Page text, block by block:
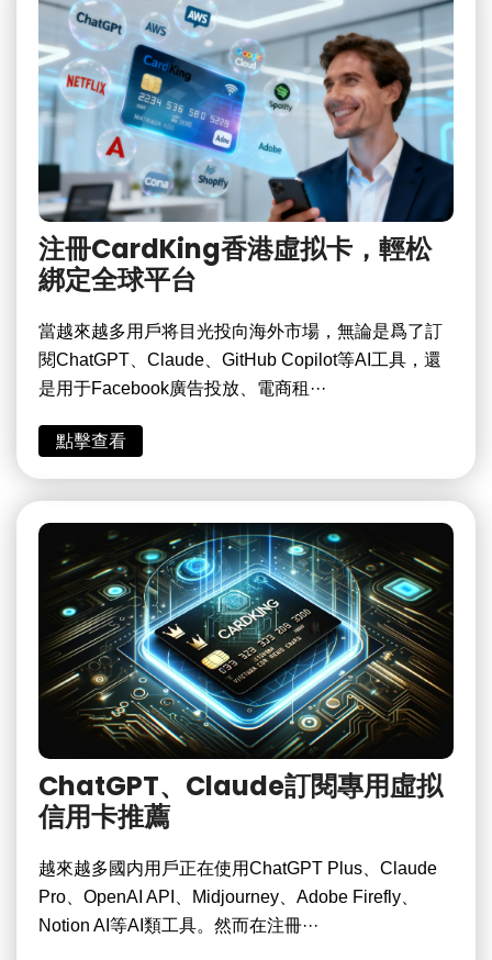
注冊CardKing香港虛拟卡，輕松
綁定全球平台
當越來越多用戶将目光投向海外市場，無論是爲了訂
閱ChatGPT、Claude、GitHub Copilot等AI工具，還
是用于Facebook廣告投放、電商租···
點擊查看
ChatGPT、Claude訂閱專用虛拟
信用卡推薦
越來越多國内用戶正在使用ChatGPT Plus、Claude
Pro、OpenAI API、Midjourney、Adobe Firefly、
Notion AI等AI類工具。然而在注冊···